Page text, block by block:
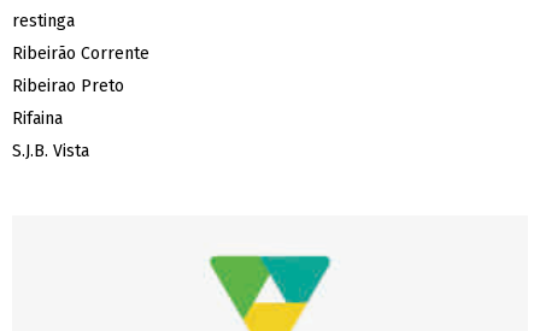
restinga
Ribeirão Corrente
Ribeirao Preto
Rifaina
S.J.B. Vista